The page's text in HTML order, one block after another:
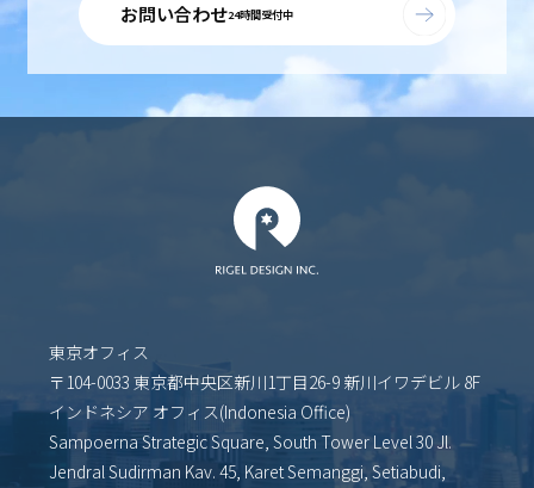
お問い合わせ24時間受付中
東京オフィス
〒104-0033 東京都中央区新川1丁目26-9 新川イワデビル 8F
インドネシア オフィス(Indonesia Office)
Sampoerna Strategic Square, South Tower Level 30 Jl.
Jendral Sudirman Kav. 45, Karet Semanggi, Setiabudi,